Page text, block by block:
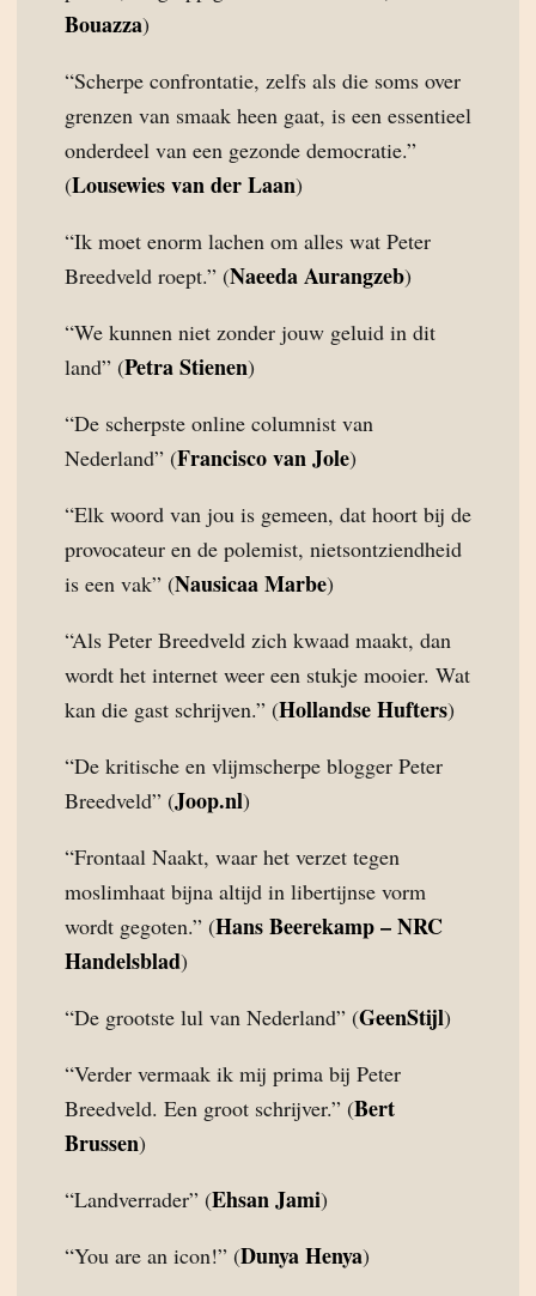
Bouazza)
“Scherpe confrontatie, zelfs als die soms over
grenzen van smaak heen gaat, is een essentieel
onderdeel van een gezonde democratie.”
(Lousewies van der Laan)
“Ik moet enorm lachen om alles wat Peter
Breedveld roept.” (Naeeda Aurangzeb)
“We kunnen niet zonder jouw geluid in dit
land” (Petra Stienen)
“De scherpste online columnist van
Nederland” (Francisco van Jole)
“Elk woord van jou is gemeen, dat hoort bij de
provocateur en de polemist, nietsontziendheid
is een vak” (Nausicaa Marbe)
“Als Peter Breedveld zich kwaad maakt, dan
wordt het internet weer een stukje mooier. Wat
kan die gast schrijven.” (Hollandse Hufters)
“De kritische en vlijmscherpe blogger Peter
Breedveld” (Joop.nl)
“Frontaal Naakt, waar het verzet tegen
moslimhaat bijna altijd in libertijnse vorm
wordt gegoten.” (Hans Beerekamp – NRC
Handelsblad)
“De grootste lul van Nederland” (GeenStijl)
“Verder vermaak ik mij prima bij Peter
Breedveld. Een groot schrijver.” (Bert
Brussen)
“Landverrader” (Ehsan Jami)
“You are an icon!” (Dunya Henya)